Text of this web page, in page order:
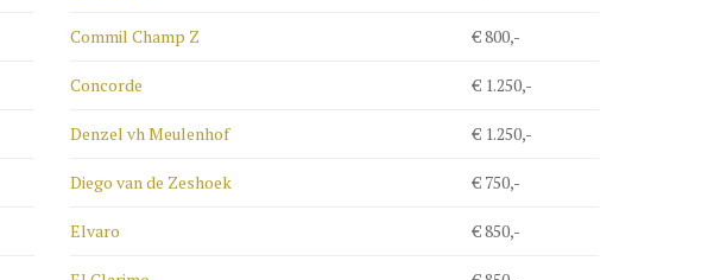
Commil Champ Z € 800,-
Concorde € 1.250,-
Denzel vh Meulenhof € 1.250,-
Diego van de Zeshoek € 750,-
Elvaro € 850,-